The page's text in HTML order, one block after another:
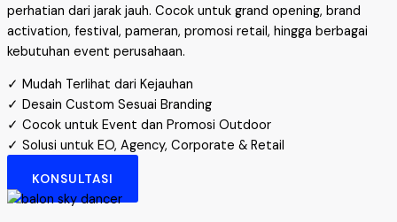
perhatian dari jarak jauh. Cocok untuk grand opening, brand
activation, festival, pameran, promosi retail, hingga berbagai
kebutuhan event perusahaan.
✓ Mudah Terlihat dari Kejauhan
✓ Desain Custom Sesuai Branding
✓ Cocok untuk Event dan Promosi Outdoor
✓ Solusi untuk EO, Agency, Corporate & Retail
KONSULTASI